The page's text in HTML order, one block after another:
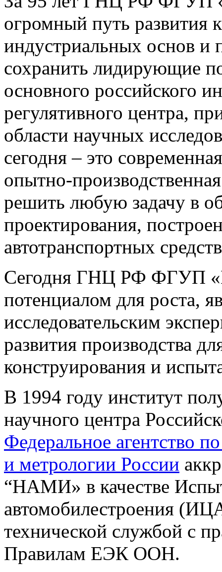
огромный путь развития
индустриальных основ и
сохранить лидирующие
основного российского
регулятивного центра,
области научных
сегодня – это
опытно-
решить любую задачу в
проектирования,
автотранспортных
Сегодня ГНЦ РФ ФГУП
потенциалом для роста,
исследовательским
развития производства
конструирования и
В 1994 году институт
научного центра
Федеральное агентство
и метрологии России
“НАМИ» в качестве
автомобилестроения
технической службой с
Правилам ЕЭК ООН.